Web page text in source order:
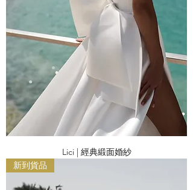
Lici | 經典緞面婚紗
新到貨品